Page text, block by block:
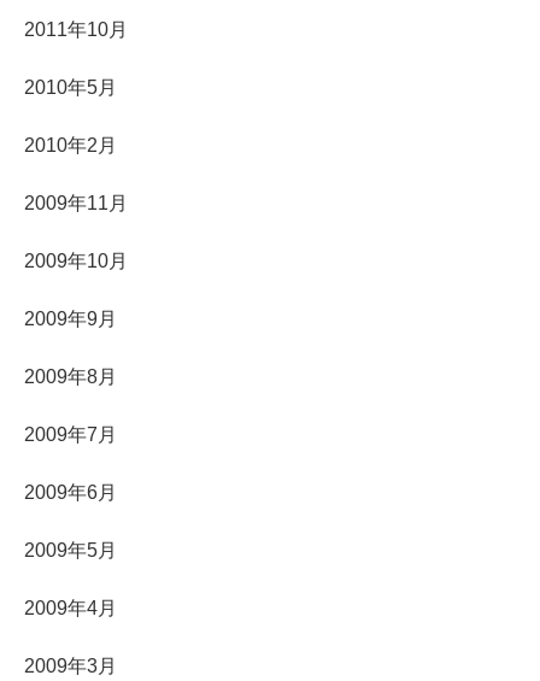
2011年10月
2010年5月
2010年2月
2009年11月
2009年10月
2009年9月
2009年8月
2009年7月
2009年6月
2009年5月
2009年4月
2009年3月